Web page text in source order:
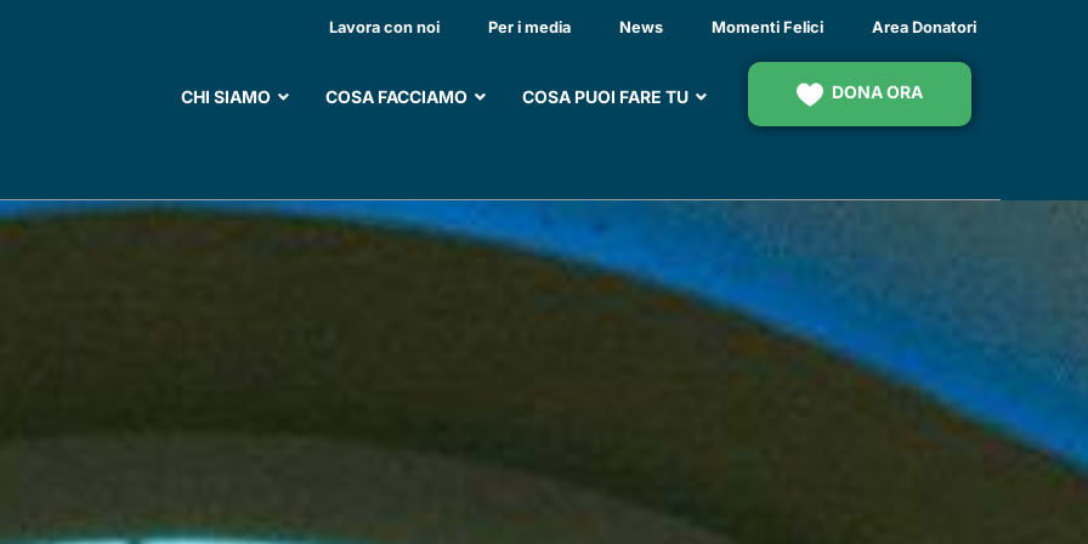
Lavora con noi Per i media News Momenti Felici Area Donatori
CHI SIAMO COSA FACCIAMO COSA PUOI FARE TU DONA ORA
DOMICILIARE